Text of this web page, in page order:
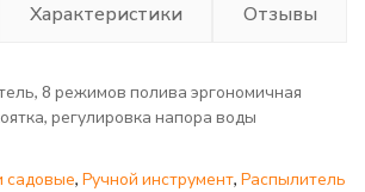
Характеристики Отзывы
8 режимов полива эргономичная
регулировка напора воды
садовые, Ручной инструмент, Распылитель